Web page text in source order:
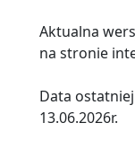
Aktualna
na stronie
Data
13.06.2026r.